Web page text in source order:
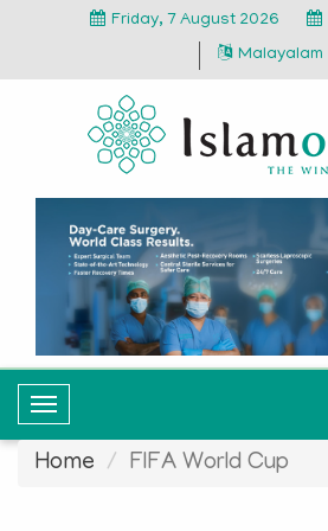
Friday, 7 August 2026
Malayalam
T
o
g
Home FIFA World Cup